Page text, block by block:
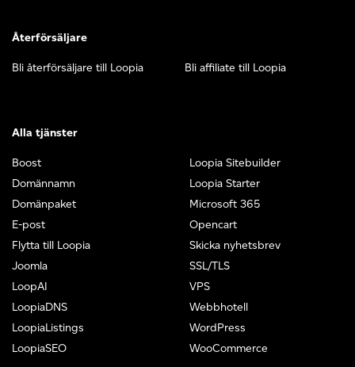
Återförsäljare
Bli återförsäljare till Loopia Bli affiliate till Loopia
Alla tjänster
Boost
Domännamn
Domänpaket
E-post
Flytta till Loopia
Joomla
LoopAI
LoopiaDNS
LoopiaListings
LoopiaSEO
Loopia Sitebuilder
Loopia Starter
Microsoft 365
Opencart
Skicka nyhetsbrev
SSL/TLS
VPS
Webbhotell
WordPress
WooCommerce